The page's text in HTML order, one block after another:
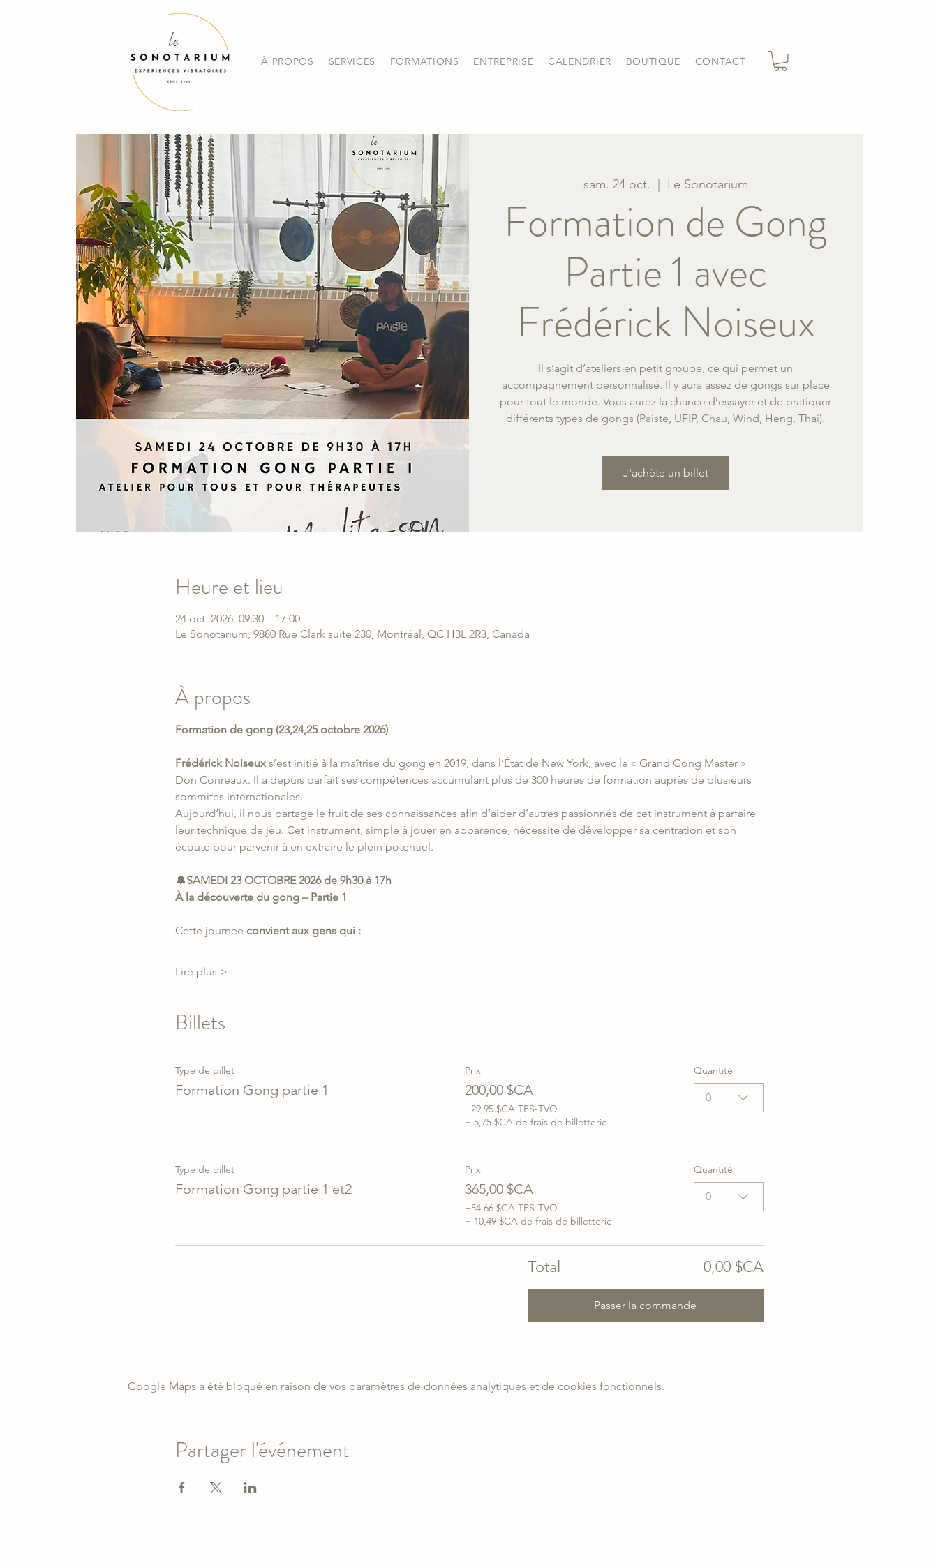
À PROPOS SERVICES FORMATIONS ENTREPRISE CALENDRIER BOUTIQUE CONTACT
sam. 24 oct. Le Sonotarium
Formation de Gong
Partie 1 avec
Frédérick Noiseux
Il s’agit d’ateliers en petit groupe, ce qui permet un
accompagnement personnalisé. Il y aura assez de gongs sur place
pour tout le monde. Vous aurez la chance d’essayer et de pratiquer
différents types de gongs (Paiste, UFIP, Chau, Wind, Heng, Thai).
J'achète un billet
Heure et lieu
24 oct. 2026, 09:30 – 17:00
Le Sonotarium, 9880 Rue Clark suite 230, Montréal, QC H3L 2R3, Canada
À propos
Formation de gong (23,24,25 octobre 2026)
Frédérick Noiseux s’est initié à la maîtrise du gong en 2019, dans l’État de New York, avec le « Grand Gong Master »
Don Conreaux. Il a depuis parfait ses compétences accumulant plus de 300 heures de formation auprès de plusieurs
sommités internationales.
Aujourd’hui, il nous partage le fruit de ses connaissances afin d’aider d’autres passionnés de cet instrument à parfaire
leur technique de jeu. Cet instrument, simple à jouer en apparence, nécessite de développer sa centration et son
écoute pour parvenir à en extraire le plein potentiel.
🔔SAMEDI 23 OCTOBRE 2026 de 9h30 à 17h
À la découverte du gong – Partie 1
Cette journée convient aux gens qui :
Lire plus >
Billets
Type de billet
Formation Gong partie 1
Prix
200,00 $CA
+29,95 $CA TPS-TVQ
+ 5,75 $CA de frais de billetterie
Quantité
0
Type de billet
Formation Gong partie 1 et2
Prix
365,00 $CA
+54,66 $CA TPS-TVQ
+ 10,49 $CA de frais de billetterie
Quantité
0
Total 0,00 $CA
Passer la commande
Google Maps a été bloqué en raison de vos paramètres de données analytiques et de cookies fonctionnels.
Partager l'événement